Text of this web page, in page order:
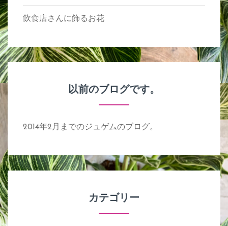
飲食店さんに飾るお花
以前のブログです。
2014年2月までのジュゲムのブログ。
カテゴリー